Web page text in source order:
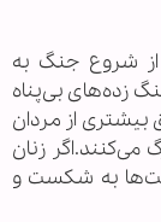
از شروع جنگ به
زده‌های بی‌پناه
بیشتری از مردان
می‌کنند.اگر زنان
به شکست و